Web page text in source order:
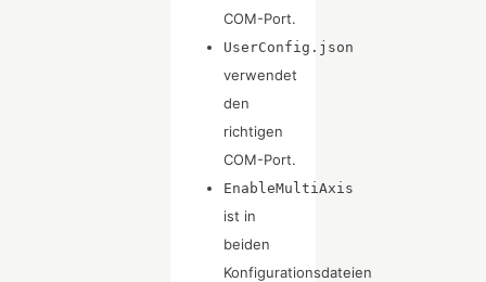
COM-Port.
UserConfig.json
verwendet
den
richtigen
COM-Port.
EnableMultiAxis
ist in
beiden
Konfigurationsdateien